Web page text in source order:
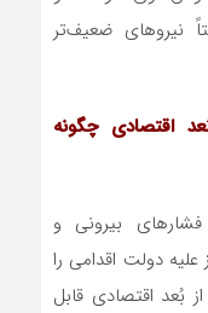
نیروهای ضعیف‌تر
اقتصادی چگونه
بیرونی و
دولت اقدامی را
بُعد اقتصادی قابل